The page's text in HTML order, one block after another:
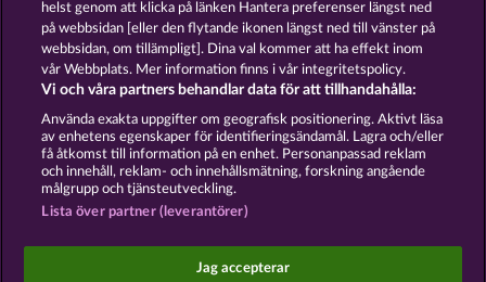
Western Jack Magic Mirror
Användarvillkor Sekretesspolicy Avtryck
Om Företaget
Skicka in en begäran om att ångra köpet
helst genom att klicka på länken Hantera preferenser längst ned
på webbsidan [eller den flytande ikonen längst ned till vänster på
webbsidan, om tillämpligt]. Dina val kommer att ha effekt inom
vår Webbplats. Mer information finns i vår integritetspolicy.
Vi och våra partners behandlar data för att tillhandahålla:
Använda exakta uppgifter om geografisk positionering. Aktivt läsa
av enhetens egenskaper för identifieringsändamål. Lagra och/eller
få åtkomst till information på en enhet. Personanpassad reklam
och innehåll, reklam- och innehållsmätning, forskning angående
målgrupp och tjänsteutveckling.
Lista över partner (leverantörer)
Jag accepterar